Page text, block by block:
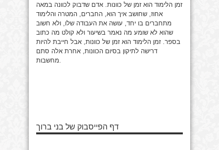
זמן הלימוד הוא זמן של כוונות. אדם שדבוק לכוונה במאה
אחוז, שחושב איך הוא, החברים, המטרה והלימוד
מתחברים בו יחד, עושה את העבודה שלו, ולא חשוב
שהוא לא שומע מה נאמר בשיעור ולא קולט מה כתוב
בספר. זמן הלימוד הוא זמן של כוונות, אבל חייבת להיות
דרישה לתיקון בסיום הכוונות, אחרת אלה סתם
דף הפייסבוק של בני ברוך